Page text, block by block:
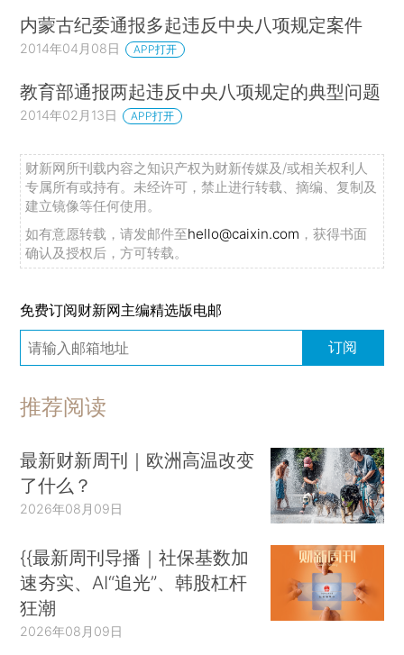
内蒙古纪委通报多起违反中央八项规定案件
2014年04月08日 APP打开
教育部通报两起违反中央八项规定的典型问题
2014年02月13日 APP打开
财新网所刊载内容之知识产权为财新传媒及/或相关权利人
专属所有或持有。未经许可，禁止进行转载、摘编、复制及
建立镜像等任何使用。
如有意愿转载，请发邮件至hello@caixin.com ，获得书面
确认及授权后，方可转载。
免费订阅财新网主编精选版电邮
订阅
推荐阅读
最新财新周刊｜欧洲高温改变
了什么？
2026年08月09日
{{最新周刊导播｜社保基数加
速夯实、AI“追光”、韩股杠杆
狂潮
2026年08月09日